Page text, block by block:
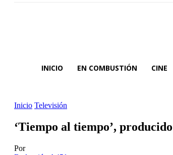
INICIO EN COMBUSTIÓN CINE
Inicio Televisión
‘Tiempo al tiempo’,
Por